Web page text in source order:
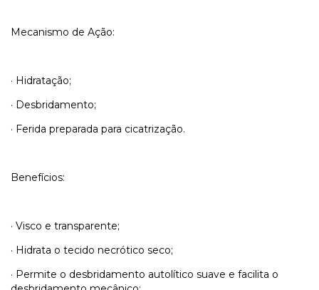
Mecanismo de Ação:
· Hidratação;
· Desbridamento;
· Ferida preparada para cicatrização.
Benefícios:
· Visco e transparente;
· Hidrata o tecido necrótico seco;
· Permite o desbridamento autolítico suave e facilita o